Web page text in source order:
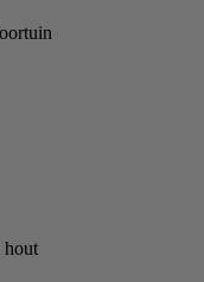
hout